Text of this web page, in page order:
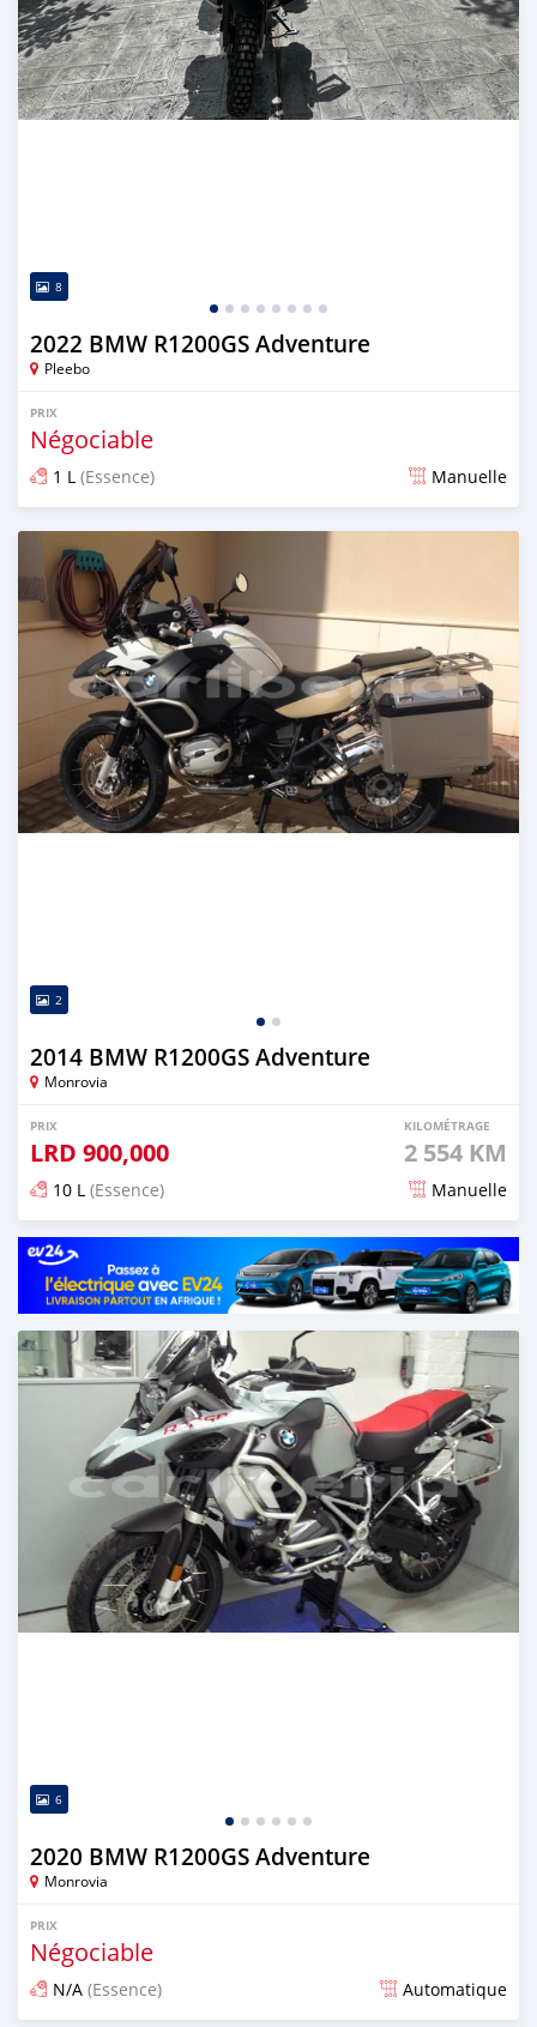
8
2022 BMW R1200GS Adventure
Pleebo
PRIX
Négociable
1 L (Essence) Manuelle
Publié il y a plus de 3 ans
2
2014 BMW R1200GS Adventure
Monrovia
PRIX
LRD 900,000
KILOMÉTRAGE
2 554 KM
10 L (Essence) Manuelle
Publié il y a environ 6 ans
6
2020 BMW R1200GS Adventure
Monrovia
PRIX
Négociable
N/A (Essence) Automatique